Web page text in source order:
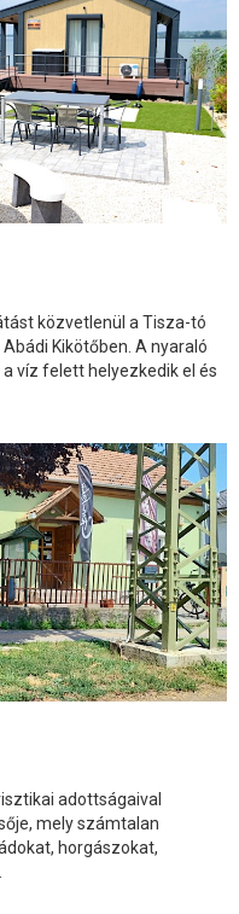
közvetlenül a Tisza-tó
Kikötőben. A nyaraló
víz felett helyezkedik el és
adottságaival
mely számtalan
horgászokat,